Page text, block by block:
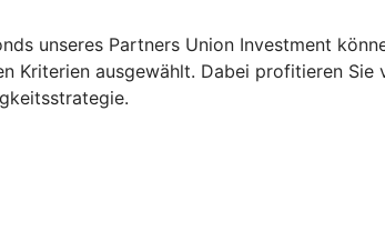
unseres Partners Union Investment
Kriterien ausgewählt. Dabei profitieren Sie